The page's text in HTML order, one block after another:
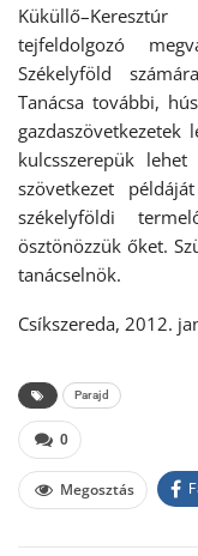
tejfeldolgozó
Székelyföld
Tanácsa további,
gazdaszövetkezetek
kulcsszerepük
szövetkezet
székelyföldi
ösztönözzük őket.
tanácselnök.
Csíkszereda, 2012.
Parajd
0
Megosztás